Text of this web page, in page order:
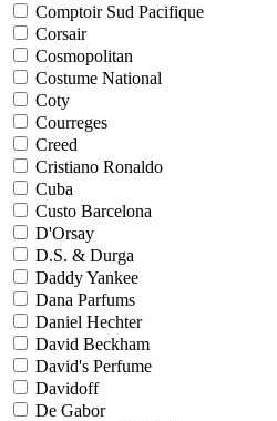
Comptoir Sud Pacifique
Corsair
Cosmopolitan
Costume National
Coty
Courreges
Creed
Cristiano Ronaldo
Cuba
Custo Barcelona
D'Orsay
D.S. & Durga
Daddy Yankee
Dana Parfums
Daniel Hechter
David Beckham
David's Perfume
Davidoff
De Gabor